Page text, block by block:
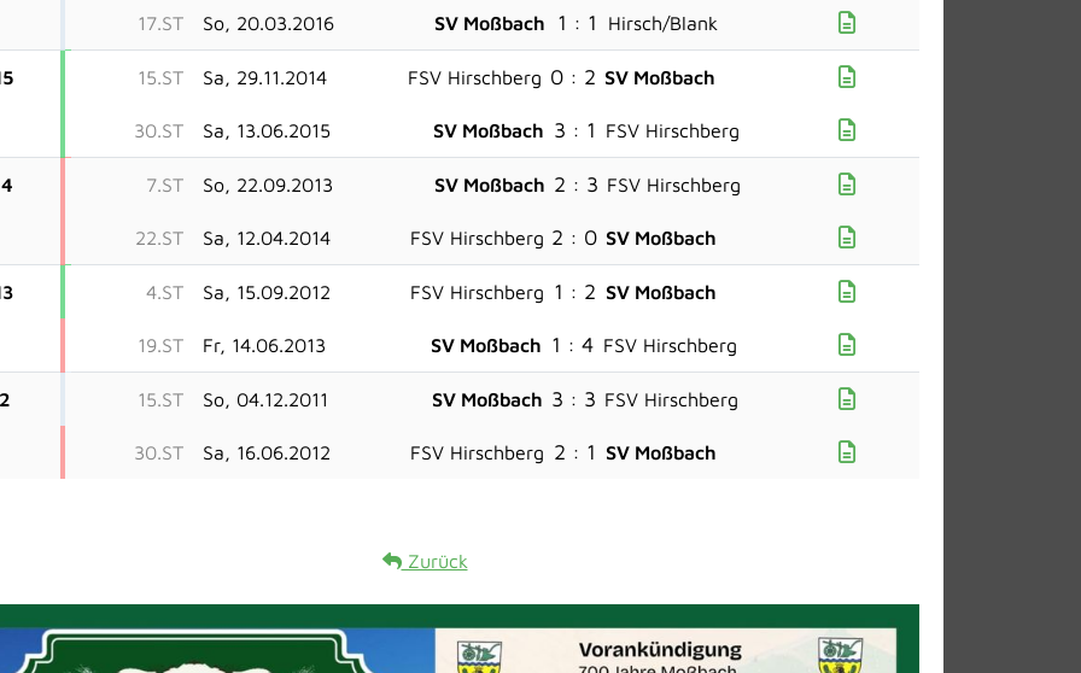
17.ST So, 20.03.2016 SV Moßbach 1 : 1 Hirsch/Blank
15.ST Sa, 29.11.2014 FSV Hirschberg 0 : 2 SV Moßbach
30.ST Sa, 13.06.2015 SV Moßbach 3 : 1 FSV Hirschberg
7.ST So, 22.09.2013 SV Moßbach 2 : 3 FSV Hirschberg
22.ST Sa, 12.04.2014 FSV Hirschberg 2 : 0 SV Moßbach
4.ST Sa, 15.09.2012 FSV Hirschberg 1 : 2 SV Moßbach
19.ST Fr, 14.06.2013 SV Moßbach 1 : 4 FSV Hirschberg
15.ST So, 04.12.2011 SV Moßbach 3 : 3 FSV Hirschberg
30.ST Sa, 16.06.2012 FSV Hirschberg 2 : 1 SV Moßbach
Zurück